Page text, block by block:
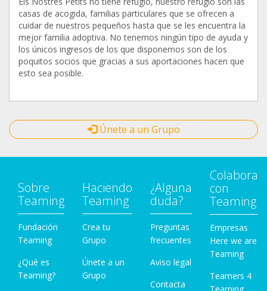
casas de acogida, familias particulares que se ofrecen a
cuidar de nuestros pequeños hasta que se les encuentra la
mejor familia adoptiva. No tenemos ningún tipo de ayuda y
los únicos ingresos de los que disponemos son de los
poquitos socios que gracias a sus aportaciones hacen que
esto sea posible.
Únete a un Grupo
Sobre
Teaming
Fundación
Teaming
¿Qué es
Teaming?
Haciendo
Teaming
Crea tu
Grupo
Únete a un
Grupo
¿Alguna
duda?
Preguntas
frecuentes
Aviso legal
Contacta
Colabora
con
Teaming
Empresas
Here we are
Teaming
Teamers 4